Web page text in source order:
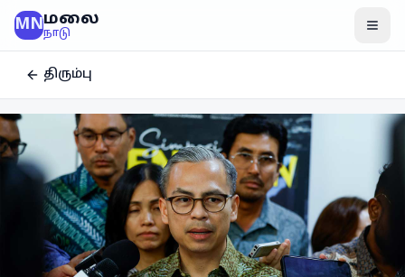
MNமலை
நாடு
திரும்பு